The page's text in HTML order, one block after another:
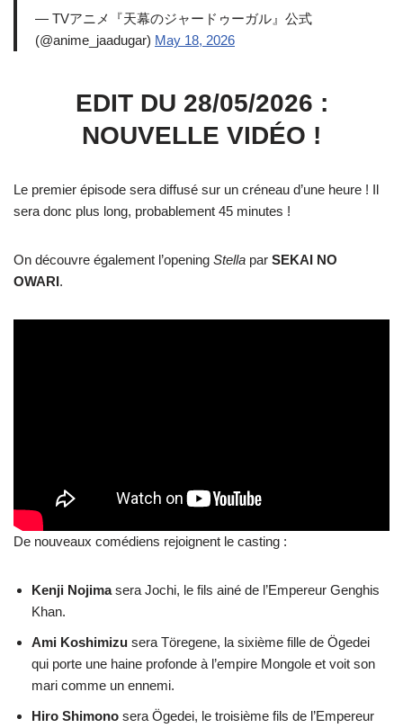
— TVアニメ『天幕のジャードゥーガル』公式
(@anime_jaadugar) May 18, 2026
EDIT DU 28/05/2026 :
NOUVELLE VIDÉO !
Le premier épisode sera diffusé sur un créneau d’une heure ! Il
sera donc plus long, probablement 45 minutes !
On découvre également l’opening Stella par SEKAI NO
OWARI.
De nouveaux comédiens rejoignent le casting :
Kenji Nojimasera Jochi, le fils ainé de l’Empereur Genghis
Khan.
Ami Koshimizu sera Töregene, la sixième fille de Ögedei
qui porte une haine profonde à l’empire Mongole et voit son
mari comme un ennemi.
Hiro Shimono sera Ögedei, le troisième fils de l’Empereur